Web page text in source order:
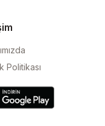
Politikası